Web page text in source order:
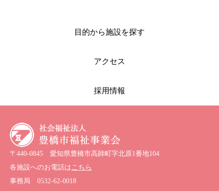
目的から施設を探す
アクセス
採用情報
〒440-0845 愛知県豊橋市高師町字北原1番地104
各施設へのお電話は こちら
事務局 0532-62-0018